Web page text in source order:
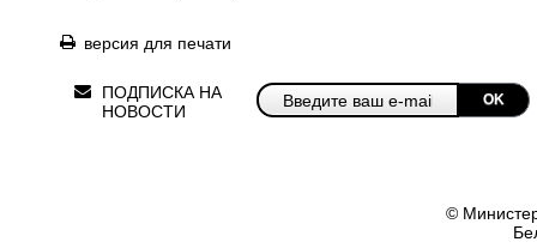
версия для печати
ПОДПИСКА НА
НОВОСТИ
OK
©